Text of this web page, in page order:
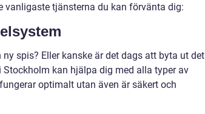
vanligaste tjänsterna du kan förvänta dig:
spis? Eller kanske är det dags att byta ut det
kan hjälpa dig med alla typer av
optimalt utan även är säkert och